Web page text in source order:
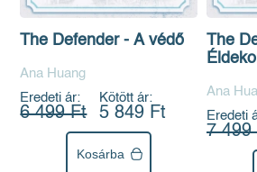
The Defender - A védő
Ana Huang
Eredeti ár:
6 499 Ft
Kötött ár:
5 849 Ft
Kosárba
The
Ana
Eredeti
7 499